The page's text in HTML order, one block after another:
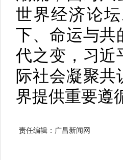
世界经济论
下、命运与共
代之变，习近
际社会凝聚
界提供重要遵
责任编辑：广昌新闻网